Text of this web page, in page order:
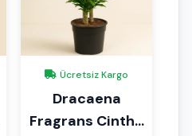
Ücretsiz Kargo
Dracaena
Fragrans Cintho